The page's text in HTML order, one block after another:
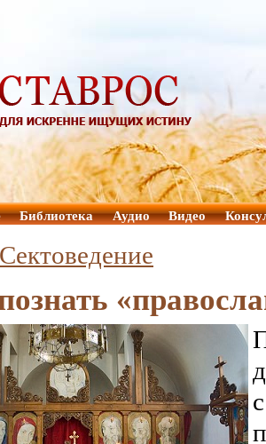
Библиотека Аудио Видео
Сектоведение